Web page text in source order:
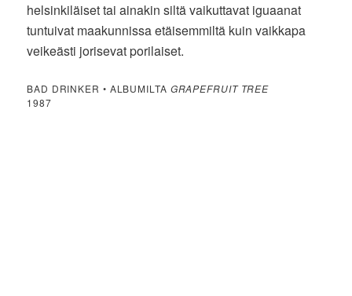
helsinkiläiset tai ainakin siltä vaikuttavat iguaanat
tuntuivat maakunnissa etäisemmiltä kuin vaikkapa
veikeästi jorisevat porilaiset.
BAD DRINKER • ALBUMILTA GRAPEFRUIT TREE
1987